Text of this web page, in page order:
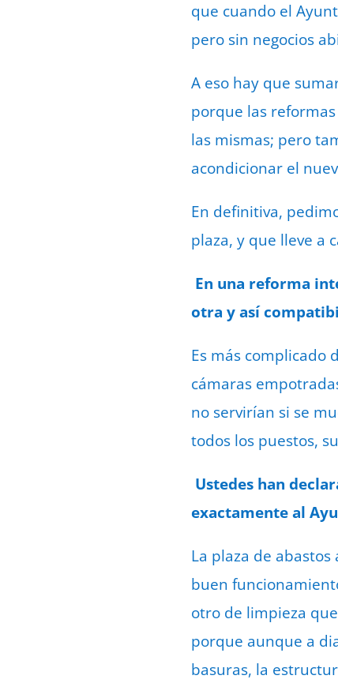
que cuando el
pero sin negocios
A eso hay que
porque las
las mismas; pero
acondicionar el
En definitiva,
plaza, y que lleve a
En una reforma
otra y así
Es más complicado
cámaras
no servirían si se
todos los puestos,
Ustedes han
exactamente al
La plaza de
buen
otro de limpieza
porque aunque a
basuras, la